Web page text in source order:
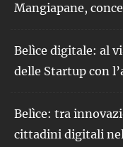
Mangiapane,
Belìce digitale: al
delle Startup con
Belìce: tra
cittadini digitali